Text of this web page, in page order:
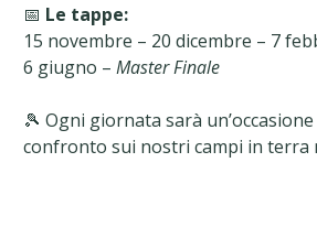
📅 Le tappe:
15 novembre – 20 dicembre – 7
6 giugno – Master Finale
🎾 Ogni giornata sarà
confronto sui nostri campi in terra